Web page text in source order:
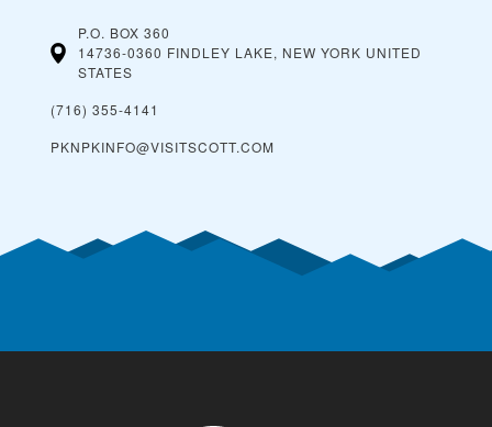
P.O. BOX 360
14736-0360 FINDLEY LAKE, NEW YORK UNITED
STATES
(716) 355-4141
PKNPKINFO@VISITSCOTT.COM